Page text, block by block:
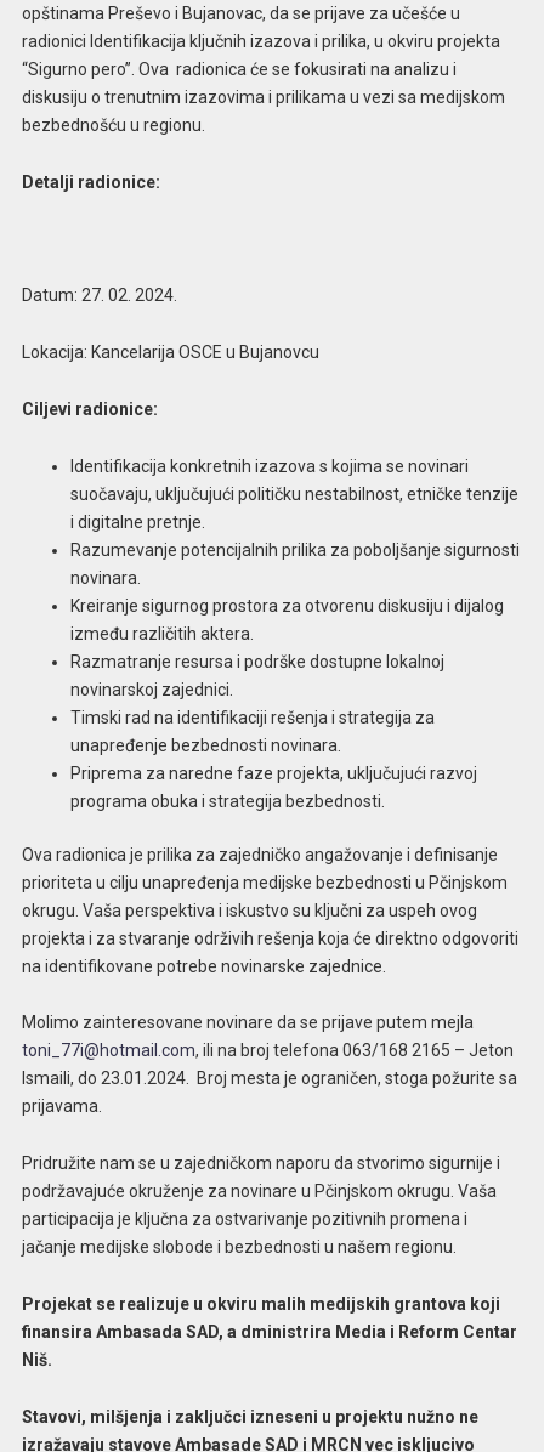
opštinama Preševo i Bujanovac, da se prijave za učešće u
radionici Identifikacija ključnih izazova i prilika, u okviru projekta
“Sigurno pero”. Ova radionica će se fokusirati na analizu i
diskusiju o trenutnim izazovima i prilikama u vezi sa medijskom
bezbednošću u regionu.
Detalji radionice:
Datum: 27. 02. 2024.
Lokacija: Kancelarija OSCE u Bujanovcu
Ciljevi radionice:
Identifikacija konkretnih izazova s kojima se novinari
suočavaju, uključujući političku nestabilnost, etničke tenzije
i digitalne pretnje.
Razumevanje potencijalnih prilika za poboljšanje sigurnosti
novinara.
Kreiranje sigurnog prostora za otvorenu diskusiju i dijalog
između različitih aktera.
Razmatranje resursa i podrške dostupne lokalnoj
novinarskoj zajednici.
Timski rad na identifikaciji rešenja i strategija za
unapređenje bezbednosti novinara.
Priprema za naredne faze projekta, uključujući razvoj
programa obuka i strategija bezbednosti.
Ova radionica je prilika za zajedničko angažovanje i definisanje
prioriteta u cilju unapređenja medijske bezbednosti u Pčinjskom
okrugu. Vaša perspektiva i iskustvo su ključni za uspeh ovog
projekta i za stvaranje održivih rešenja koja će direktno odgovoriti
na identifikovane potrebe novinarske zajednice.
Molimo zainteresovane novinare da se prijave putem mejla
toni_77i@hotmail.com, ili na broj telefona 063/168 2165 – Jeton
Ismaili, do 23.01.2024. Broj mesta je ograničen, stoga požurite sa
prijavama.
Pridružite nam se u zajedničkom naporu da stvorimo sigurnije i
podržavajuće okruženje za novinare u Pčinjskom okrugu. Vaša
participacija je ključna za ostvarivanje pozitivnih promena i
jačanje medijske slobode i bezbednosti u našem regionu.
Projekat se realizuje u okviru malih medijskih grantova koji
finansira Ambasada SAD, a dministrira Media i Reform Centar
Niš.
Stavovi, milšjenja i zaključci izneseni u projektu nužno ne
izražavaju stavove Ambasade SAD i MRCN vec iskljucivo